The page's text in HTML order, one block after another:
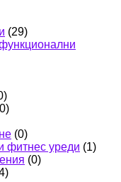
(29)
(0)
фитнес уреди (1)
(0)